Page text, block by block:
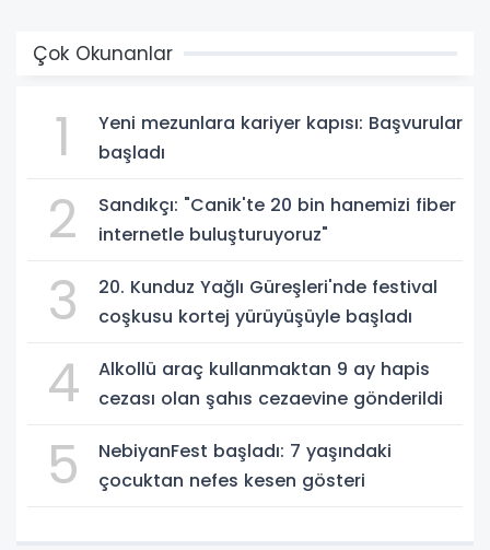
Çok Okunanlar
1
Yeni mezunlara kariyer kapısı: Başvurular
başladı
2
Sandıkçı: "Canik'te 20 bin hanemizi fiber
internetle buluşturuyoruz"
3
20. Kunduz Yağlı Güreşleri'nde festival
coşkusu kortej yürüyüşüyle başladı
4
Alkollü araç kullanmaktan 9 ay hapis
cezası olan şahıs cezaevine gönderildi
5
NebiyanFest başladı: 7 yaşındaki
çocuktan nefes kesen gösteri